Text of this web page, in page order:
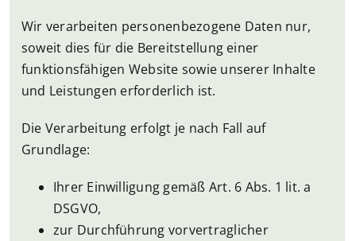
Wir verarbeiten personenbezogene Daten nur,
soweit dies für die Bereitstellung einer
funktionsfähigen Website sowie unserer Inhalte
und Leistungen erforderlich ist.
Die Verarbeitung erfolgt je nach Fall auf
Grundlage:
Ihrer Einwilligung gemäß Art. 6 Abs. 1 lit. a
DSGVO,
zur Durchführung vorvertraglicher